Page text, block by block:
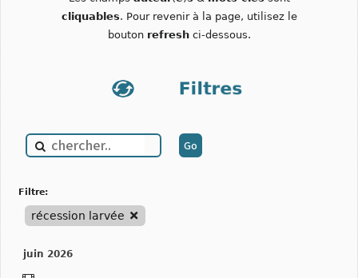
cliquables. Pour revenir à la page, utilisez le
bouton refreshci-dessous.
filtre:
récession larvée
juin 2026